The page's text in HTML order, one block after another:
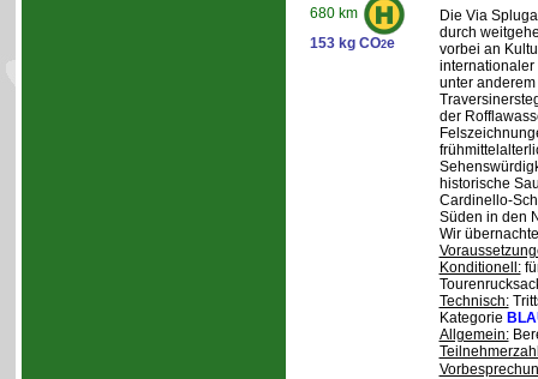
680 km
153 kg CO2e
Die Via
durch
vorbei an
internationaler
unter
der
historische
Cardinello-
Süden in den
Wir
Konditionell:
Technisch:
Kategorie
Allgemein: